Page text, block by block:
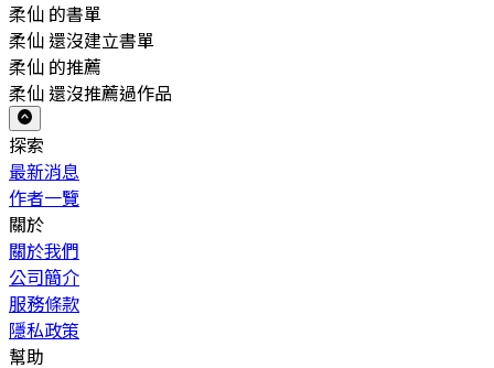
柔仙 的書單
柔仙 還沒建立書單
柔仙 的推薦
柔仙 還沒推薦過作品
探索
最新消息
作者一覽
關於
關於我們
公司簡介
服務條款
隱私政策
幫助